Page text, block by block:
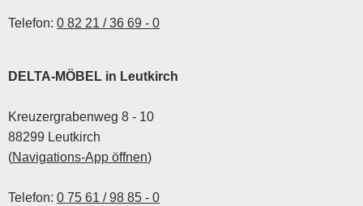
Telefon: 0 82 21 / 36 69 - 0
DELTA-MÖBEL in Leutkirch
Kreuzergrabenweg 8 - 10
88299 Leutkirch
(Navigations-App öffnen)
Telefon: 0 75 61 / 98 85 - 0